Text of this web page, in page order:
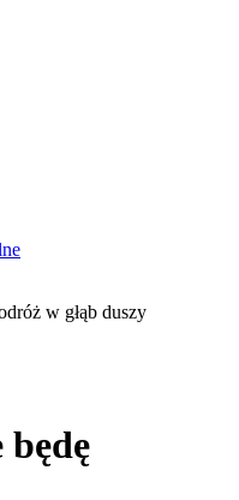
w głąb duszy
będę